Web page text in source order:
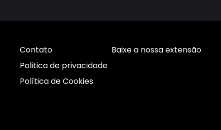
Contato
Politica de privacidade
Política de Cookies
Baixe a nossa extensão